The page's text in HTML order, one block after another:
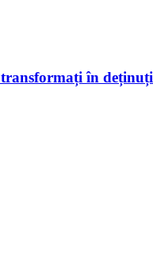
transformați în deținuți